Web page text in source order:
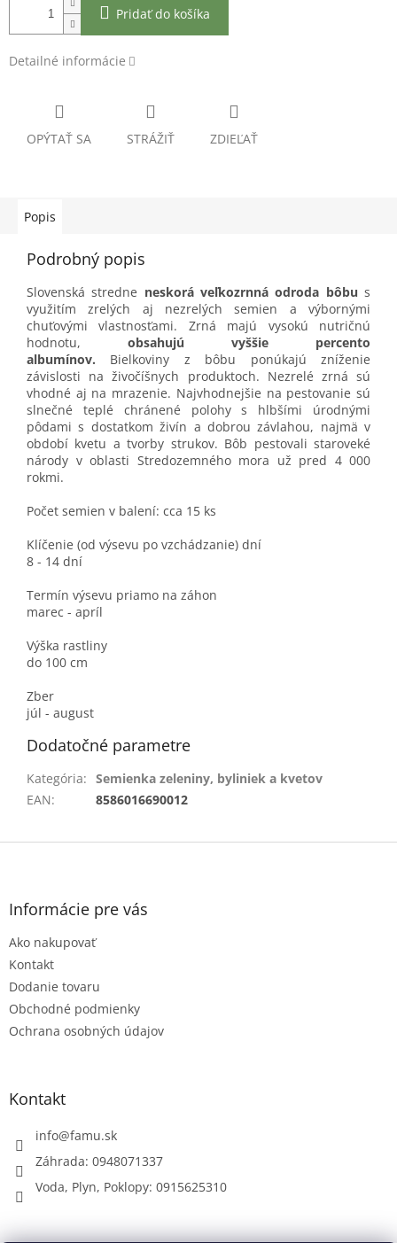
Pridať do košíka
Detailné informácie
OPÝTAŤ SA STRÁŽIŤ ZDIEĽAŤ
Popis
Podrobný popis
Slovenská stredne neskorá veľkozrnná odroda bôbu s
využitím zrelých aj nezrelých semien a výbornými
chuťovými vlastnosťami. Zrná majú vysokú nutričnú
hodnotu,
obsahujú vyššie percento
albumínov.
Bielkoviny z bôbu ponúkajú zníženie
závislosti na živočíšnych produktoch. Nezrelé zrná sú
vhodné aj na mrazenie. Najvhodnejšie na pestovanie sú
slnečné teplé chránené polohy s hlbšími úrodnými
pôdami s dostatkom živín a dobrou závlahou, najmä v
období kvetu a tvorby strukov. Bôb pestovali staroveké
národy v oblasti Stredozemného mora už pred 4 000
rokmi.
Počet semien v balení: cca 15 ks
Klíčenie (od výsevu po vzchádzanie) dní
8 - 14 dní
Termín výsevu priamo na záhon
marec - apríl
Výška rastliny
do 100 cm
Zber
júl - august
Dodatočné parametre
Kategória: Semienka zeleniny, byliniek a kvetov
EAN: 8586016690012
Z
Informácie pre vás
Ako nakupovať
Kontakt
Dodanie tovaru
Obchodné podmienky
Ochrana osobných údajov
Kontakt
info@famu.sk
Záhrada: 0948071337
Voda, Plyn, Poklopy: 0915625310